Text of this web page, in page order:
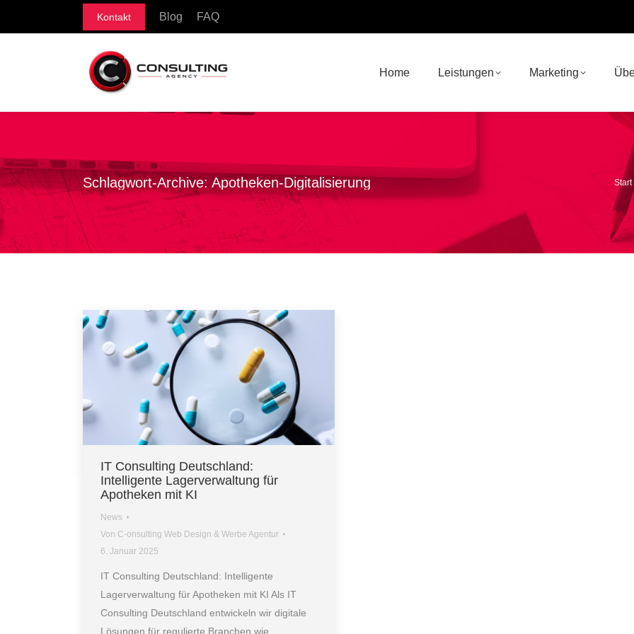
Kontakt Blog FAQ
Home Leistungen Marketing
Schlagwort-Archive:Apotheken-Digitalisierung Sie
Start
IT Consulting Deutschland:
Intelligente Lagerverwaltung für
Apotheken mit KI
News
Von C-onsulting Web Design & Werbe Agentur
6. Januar 2025
IT Consulting Deutschland: Intelligente
Lagerverwaltung für Apotheken mit KI Als IT
Consulting Deutschland entwickeln wir digitale
Lösungen für regulierte Branchen wie